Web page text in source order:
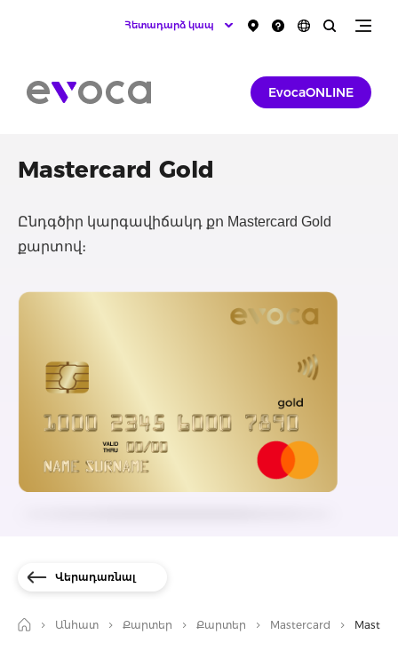
Հետադարձ կապ
EvocaONLINE
Mastercard Gold
Ընդգծիր կարգավիճակդ քո Mastercard Gold
քարտով։
Վերադառնալ
Անհատ Քարտեր Քարտեր Mastercard